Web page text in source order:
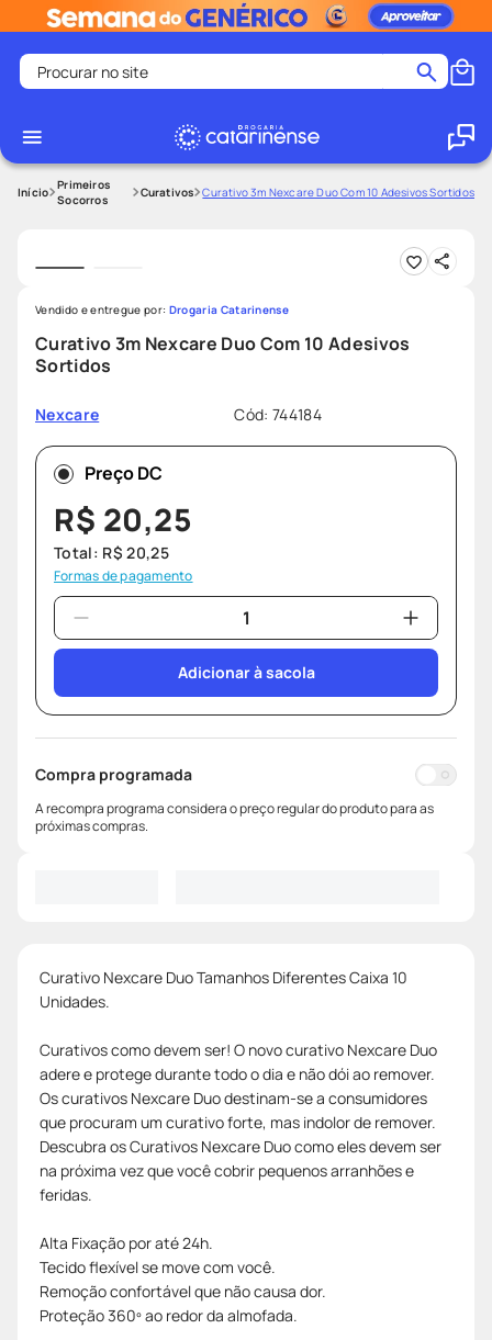
Procurar no site
1
2 º
medley
7º
lenço umedecido
10
º protetor solar
Primeiros
Socorros
Curativos Curativo 3m Nexcare Duo Com 10 Adesivos Sortidos
Curativo 3m Nexcare Duo Com 10 Adesivos
Sortidos
Nexcare Cód: 744184
Vendido e entregue por: Drogaria Catarinense
Preço DC
R$ 20,25
Total: R$ 20,25
Formas de pagamento
Adicionar à sacola
Compra programada
A recompra programa considera o preço regular do produto para as
próximas compras.
Curativo Nexcare Duo Tamanhos Diferentes Caixa 10
Unidades.
Curativos como devem ser! O novo curativo Nexcare Duo
adere e protege durante todo o dia e não dói ao remover.
Os curativos Nexcare Duo destinam-se a consumidores
que procuram um curativo forte, mas indolor de remover.
Descubra os Curativos Nexcare Duo como eles devem ser
na próxima vez que você cobrir pequenos arranhões e
feridas.
Alta Fixação por até 24h.
Tecido flexível se move com você.
Remoção confortável que não causa dor.
Proteção 360º ao redor da almofada.